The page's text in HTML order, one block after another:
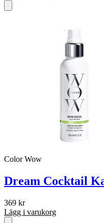
Color Wow
Dream Cocktail
369 kr
Lägg i varukorg